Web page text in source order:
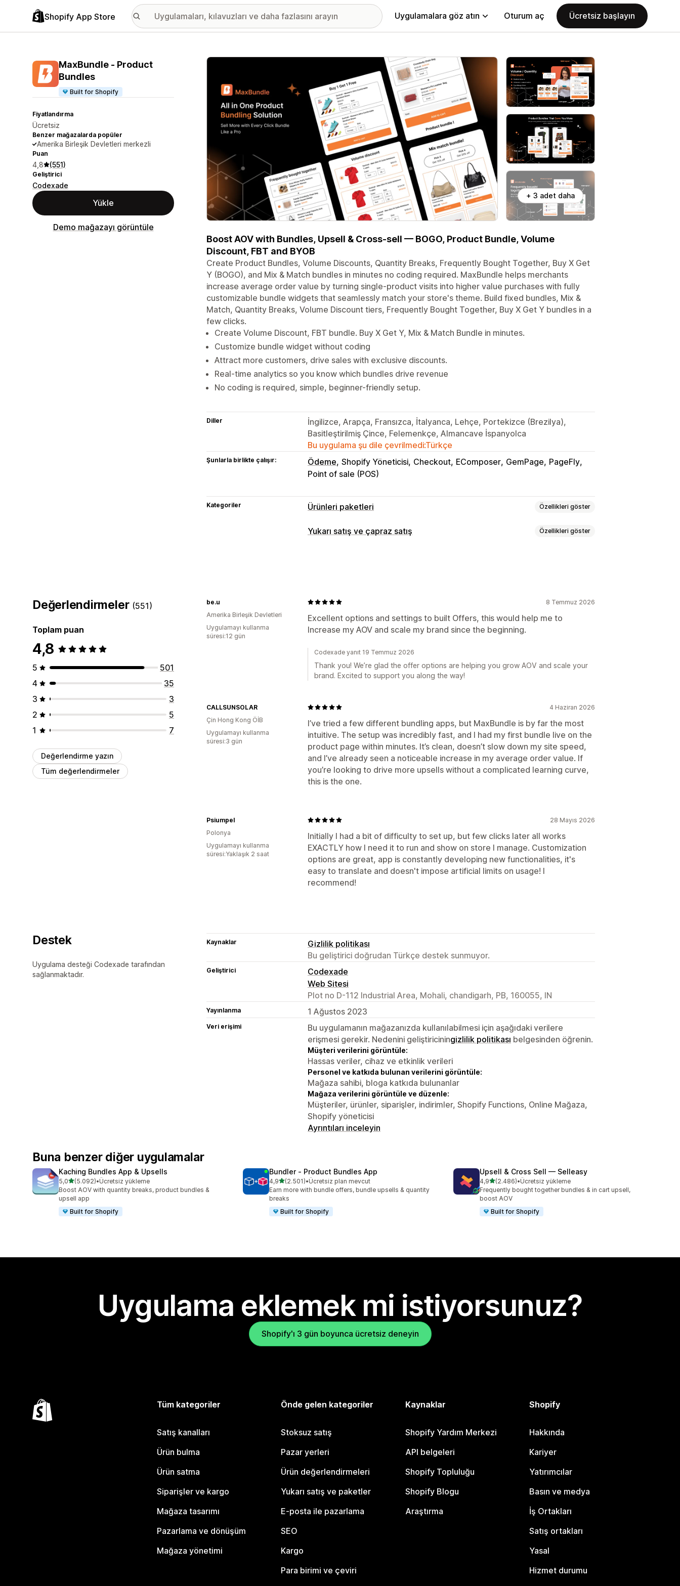
Shopify App Store Uygulamalara göz atın Oturum aç Ücretsiz başlayın
MaxBundle ‑ Product
Bundles
Built for Shopify
Fiyatlandırma
Ücretsiz
Benzer mağazalarda popüler
Amerika Birleşik Devletleri merkezli
Puan
4,8 (551)
Geliştirici
Codexade
Yükle
Demo mağazayı görüntüle
Öne çıkan görsel galerisi
+ 3 adet daha
Boost AOV with Bundles, Upsell & Cross-sell — BOGO, Product Bundle, Volume
Discount, FBT and BYOB
Create Product Bundles, Volume Discounts, Quantity Breaks, Frequently Bought Together, Buy X Get
Y (BOGO), and Mix & Match bundles in minutes no coding required. MaxBundle helps merchants
increase average order value by turning single-product visits into higher value purchases with fully
customizable bundle widgets that seamlessly match your store's theme. Build fixed bundles, Mix &
Match, Quantity Breaks, Volume Discount tiers, Frequently Bought Together, Buy X Get Y bundles in a
few clicks.
Create Volume Discount, FBT bundle. Buy X Get Y, Mix & Match Bundle in minutes.
Customize bundle widget without coding
Attract more customers, drive sales with exclusive discounts.
Real-time analytics so you know which bundles drive revenue
No coding is required, simple, beginner-friendly setup.
Diller
İngilizce, Arapça, Fransızca, İtalyanca, Lehçe, Portekizce (Brezilya),
Basitleştirilmiş Çince, Felemenkçe, Almancave İspanyolca
Bu uygulama şu dile çevrilmedi:Türkçe
Şunlarla birlikte çalışır: Ödeme Shopify Yöneticisi Checkout EComposer GemPage PageFly
Point of sale (POS)
Kategoriler Ürünleri paketleri Özellikleri göster
Paket türleri
Ayarlayabileceğiniz fiyatlandırma
Sabit fiyatlandırma Kademeli fiyatlandırma Adet indirimleri İndirimler
Hacim bazlı indirimler
Sabit indirimler Yüzdelik indirimler
Sepet indirimleri
Yukarı satış ve çapraz satış Özellikleri göster
Ürün önerileri
Hacim bazlı indirimler
Kademeli indirimler
Tıklama oranı
Huni performansı
Değerlendirmeler (551)
Toplam puan
4,8
5
501
4
35
3
3
2
5
1
7
Değerlendirme yazın
Tüm değerlendirmeler
8 Temmuz 2026
Excellent options and settings to built Offers, this would help me to
Increase my AOV and scale my brand since the beginning.
be.u
Amerika Birleşik Devletleri
Uygulamayı kullanma
süresi:12 gün
Codexade yanıt 19 Temmuz 2026
Thank you! We’re glad the offer options are helping you grow AOV and scale your
brand. Excited to support you along the way!
4 Haziran 2026
I’ve tried a few different bundling apps, but MaxBundle is by far the most
intuitive. The setup was incredibly fast, and I had my first bundle live on the
product page within minutes. It’s clean, doesn’t slow down my site speed,
and I’ve already seen a noticeable increase in my average order value. If
you’re looking to drive more upsells without a complicated learning curve,
this is the one.
CALLSUNSOLAR
Çin Hong Kong ÖİB
Uygulamayı kullanma
süresi:3 gün
28 Mayıs 2026
Initially I had a bit of difficulty to set up, but few clicks later all works
EXACTLY how I need it to run and show on store I manage. Customization
options are great, app is constantly developing new functionalities, it's
easy to translate and doesn't impose artificial limits on usage! I
recommend!
Psiumpel
Polonya
Uygulamayı kullanma
süresi:Yaklaşık 2 saat
Destek
Uygulama desteği Codexade tarafından
sağlanmaktadır.
Kaynaklar
Gizlilik politikası
Bu geliştirici doğrudan Türkçe destek sunmuyor.
Geliştirici
Codexade
Web Sitesi
Plot no D-112 Industrial Area, Mohali, chandigarh, PB, 160055, IN
Yayınlanma 1 Ağustos 2023
Veri erişimi
Bu uygulamanın mağazanızda kullanılabilmesi için aşağıdaki verilere
erişmesi gerekir. Nedenini geliştiriciningizlilik politikası belgesinden öğrenin.
Müşteri verilerini görüntüle:
Hassas veriler, cihaz ve etkinlik verileri
Personel ve katkıda bulunan verilerini görüntüle:
Mağaza sahibi, bloga katkıda bulunanlar
Mağaza verilerini görüntüle ve düzenle:
Müşteriler, ürünler, siparişler, indirimler, Shopify Functions, Online Mağaza,
Shopify yöneticisi
Ayrıntıları inceleyin
Buna benzer diğer uygulamalar
Kaching Bundles App & Upsells
5,05 yıldız üzerinden
(5.092)
toplam 5092 değerlendirme
•Ücretsiz yükleme
Boost AOV with quantity breaks, product bundles &
upsell app
Built for Shopify
Bundler ‑ Product Bundles App
4,95 yıldız üzerinden
(2.501)
toplam 2501 değerlendirme
•Ücretsiz plan mevcut
Earn more with bundle offers, bundle upsells & quantity
breaks
Built for Shopify
Upsell & Cross Sell — Selleasy
4,95 yıldız üzerinden
(2.486)
toplam 2486 değerlendirme
•Ücretsiz yükleme
Frequently bought together bundles & in cart upsell,
boost AOV
Built for Shopify
Uygulama eklemek mi istiyorsunuz?
Shopify'ı 3 gün boyunca ücretsiz deneyin
Tüm kategoriler
Satış kanalları
Ürün bulma
Ürün satma
Siparişler ve kargo
Mağaza tasarımı
Pazarlama ve dönüşüm
Mağaza yönetimi
Önde gelen kategoriler
Stoksuz satış
Pazar yerleri
Ürün değerlendirmeleri
Yukarı satış ve paketler
E-posta ile pazarlama
SEO
Kargo
Para birimi ve çeviri
Kaynaklar
Shopify Yardım Merkezi
API belgeleri
Shopify Topluluğu
Shopify Blogu
Araştırma
Shopify
Hakkında
Kariyer
Yatırımcılar
Basın ve medya
İş Ortakları
Satış ortakları
Yasal
Hizmet durumu